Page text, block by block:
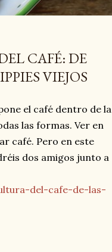
CAFÉ: DE
VIEJOS
el café dentro de la
las formas. Ver en
café. Pero en este
dos amigos junto a
del-cafe-de-las-